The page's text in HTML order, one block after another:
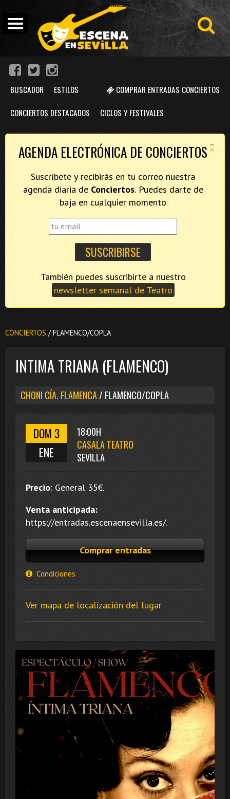
COMPRAR ENTRADAS CONCIERTOS
BUSCADOR ESTILOS
CONCIERTOS DESTACADOS CICLOS Y FESTIVALES
×
AGENDA ELECTRÓNICA DE CONCIERTOS
Suscríbete y recibirás en tu correo nuestra
agenda diaria de Conciertos. Puedes darte de
baja en cualquier momento
newsletter semanal de Teatro
CONCIERTOS / FLAMENCO/COPLA
INTIMA TRIANA (FLAMENCO)
CHONI CÍA. FLAMENCA/ FLAMENCO/COPLA
DOM 3
ENE
18:00H
CASALA TEATRO
SEVILLA
Precio: General 35€.
Venta anticipada:
https://entradas.escenaensevilla.es/.
Comprar entradas
Condiciones
Ver mapa de localización del lugar